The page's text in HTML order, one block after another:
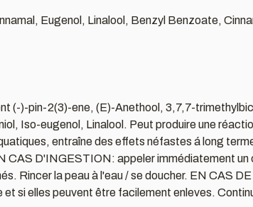
Eugenol, Linalool, Benzyl Benzoate,
(-)-pin-2(3)-ene, (E)-Anethool, 3,7,7-
Iso-eugenol, Linalool. Peut produire une
entraîne des effets néfastes á long
D'INGESTION: appeler immédiatement un
Rincer la peau à l'eau / se doucher. EN CAS
si elles peuvent être facilement enleves.